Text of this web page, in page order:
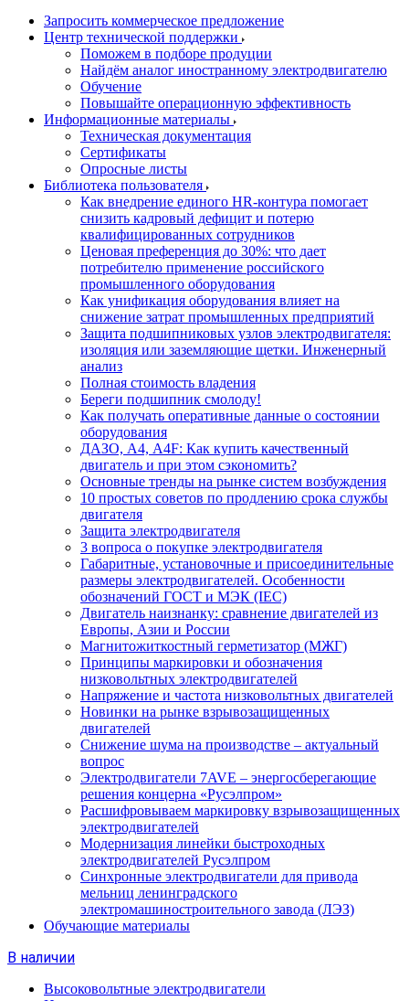
Запросить коммерческое предложение
Центр технической поддержки
Поможем в подборе продуции
Найдём аналог иностранному электродвигателю
Обучение
Повышайте операционную эффективность
Информационные материалы
Техническая документация
Сертификаты
Опросные листы
Библиотека пользователя
Как внедрение единого HR-контура помогает
снизить кадровый дефицит и потерю
квалифицированных сотрудников
Ценовая преференция до 30%: что дает
потребителю применение российского
промышленного оборудования
Как унификация оборудования влияет на
снижение затрат промышленных предприятий
Защита подшипниковых узлов электродвигателя:
изоляция или заземляющие щетки. Инженерный
анализ
Полная стоимость владения
Береги подшипник смолоду!
Как получать оперативные данные о состоянии
оборудования
ДАЗО, А4, А4F: Как купить качественный
двигатель и при этом сэкономить?
Основные тренды на рынке систем возбуждения
10 простых советов по продлению срока службы
двигателя
Защита электродвигателя
3 вопроса о покупке электродвигателя
Габаритные, установочные и присоединительные
размеры электродвигателей. Особенности
обозначений ГОСТ и МЭК (IEC)
Двигатель наизнанку: сравнение двигателей из
Европы, Азии и России
Магнитожиткостный герметизатор (МЖГ)
Принципы маркировки и обозначения
низковольтных электродвигателей
Напряжение и частота низковольтных двигателей
Новинки на рынке взрывозащищенных
двигателей
Снижение шума на производстве – актуальный
вопрос
Электродвигатели 7AVE – энергосберегающие
решения концерна «Русэлпром»
Расшифровываем маркировку взрывозащищенных
электродвигателей
Модернизация линейки быстроходных
электродвигателей Русэлпром
Синхронные электродвигатели для привода
мельниц ленинградского
электромашиностроительного завода (ЛЭЗ)
Обучающие материалы
В наличии
Высоковольтные электродвигатели